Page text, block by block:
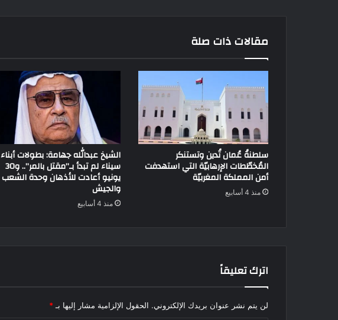
مقالات ذات صلة
سلطنةُ عُمان تُدين وتستنكر
المُخطّطات الإرهابيّة التي استهدفت
أمن المملكة المغربيّة
منذ 4 أسابيع
الشيخ عبدالله جهامة: بطولات أبناء
سيناء لم تبدأ بـ”مقتل بالمر”.. و30
يونيو أعادت للأذهان وحدة الشعب
والجيش
منذ 4 أسابيع
اترك تعليقاً
لن يتم نشر عنوان بريدك الإلكتروني. الحقول الإلزامية مشار إليها بـ *